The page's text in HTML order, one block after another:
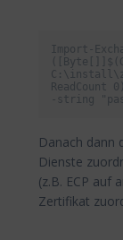
Import-
ReadCount
-string
Danach dann
Dienste
(z.B. ECP auf
Zertifikat